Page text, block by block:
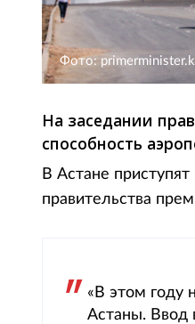
Фото:
На заседании
способность
В Астане
правительства
«В этом году
Астаны. Ввод